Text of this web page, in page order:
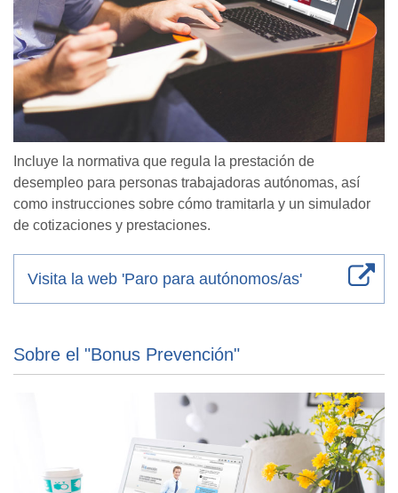
Incluye la normativa que regula la prestación de
desempleo para personas trabajadoras autónomas, así
como instrucciones sobre cómo tramitarla y un simulador
de cotizaciones y prestaciones.
Visita la web 'Paro para autónomos/as'
Sobre el "Bonus Prevención"